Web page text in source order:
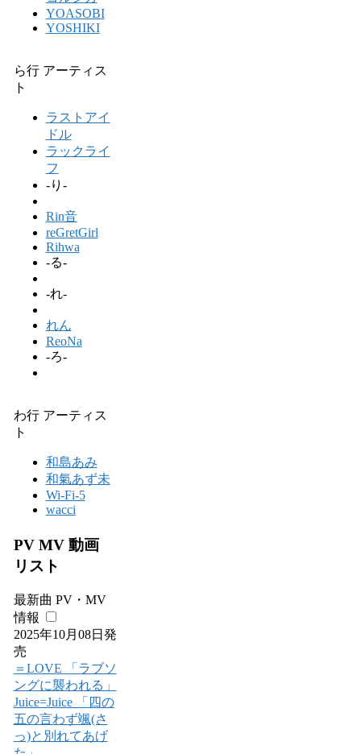
YOASOBI
YOSHIKI
ら行 アーティス
ト
ラストアイ
ドル
ラックライ
フ
-り-
Rin音
reGretGirl
Rihwa
-る-
-れ-
れん
ReoNa
-ろ-
わ行 アーティス
ト
和島あみ
和氣あず未
Wi-Fi-5
wacci
PV MV 動画
リスト
最新曲 PV・MV
情報
2025年10月08日発
売
＝LOVE 「ラブソ
ングに襲われる」
Juice=Juice 「四の
五の言わず颯(さ
っ)と別れてあげ